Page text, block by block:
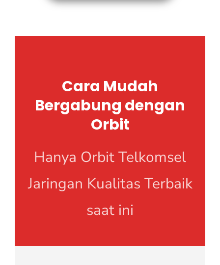
Cara Mudah
Bergabung dengan
Orbit
Hanya Orbit Telkomsel
Jaringan Kualitas Terbaik
saat ini